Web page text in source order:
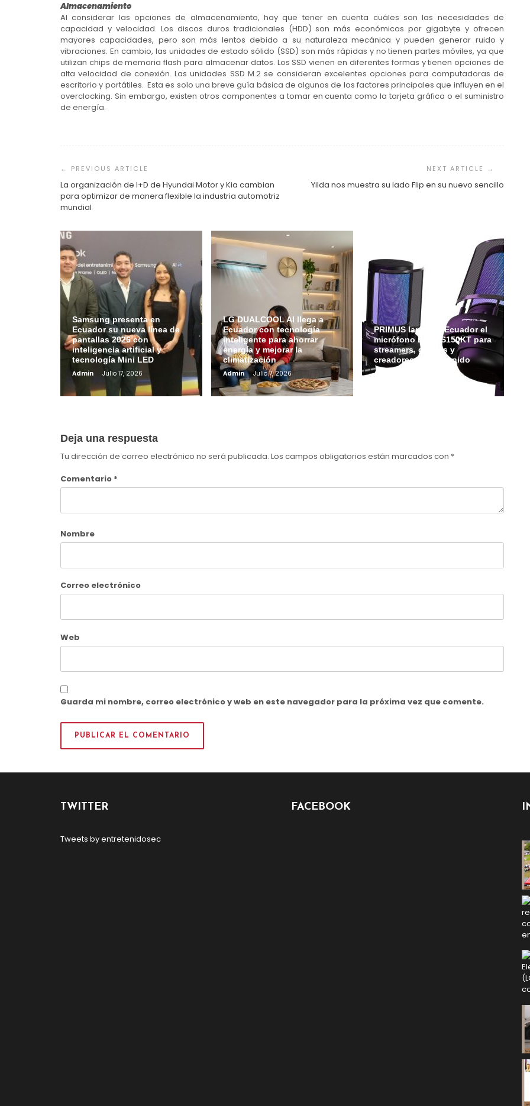
Almacenamiento
Al considerar las opciones de almacenamiento, hay que tener en cuenta cuáles son las necesidades de
capacidad y velocidad. Los discos duros tradicionales (HDD) son más económicos por gigabyte y ofrecen
mayores capacidades, pero son más lentos debido a su naturaleza mecánica y pueden generar ruido y
vibraciones. En cambio, las unidades de estado sólido (SSD) son más rápidas y no tienen partes móviles, ya que
utilizan chips de memoria flash para almacenar datos. Los SSD vienen en diferentes formas y tienen opciones de
alta velocidad de conexión. Las unidades SSD M.2 se consideran excelentes opciones para computadoras de
escritorio y portátiles. Esta es solo una breve guía básica de algunos de los factores principales que influyen en el
overclocking. Sin embargo, existen otros componentes a tomar en cuenta como la tarjeta gráfica o el suministro
de energía.
de
entradas
La organización de I+D de Hyundai Motor y Kia cambian
para optimizar de manera flexible la industria automotriz
mundial
Yilda nos muestra su lado Flip en su nuevo sencillo
Samsung presenta en
Ecuador su nueva línea de
pantallas 2026 con
inteligencia artificial y
tecnología Mini LED
Admin Julio 17, 2026
LG DUALCOOL AI llega a
Ecuador con tecnología
inteligente para ahorrar
energía y mejorar la
climatización
Admin Julio 7, 2026
PRIMUS lanza en Ecuador el
micrófono ETHOS150KT para
streamers, gamers y
creadores de contenido
Admin
Deja una respuesta
Tu dirección de correo electrónico no será publicada. Los campos obligatorios están marcados con *
Comentario *
Nombre
Correo electrónico
Web
Guarda mi nombre, correo electrónico y web en este navegador para la próxima vez que comente.
TWITTER
Tweets by entretenidosec
FACEBOOK